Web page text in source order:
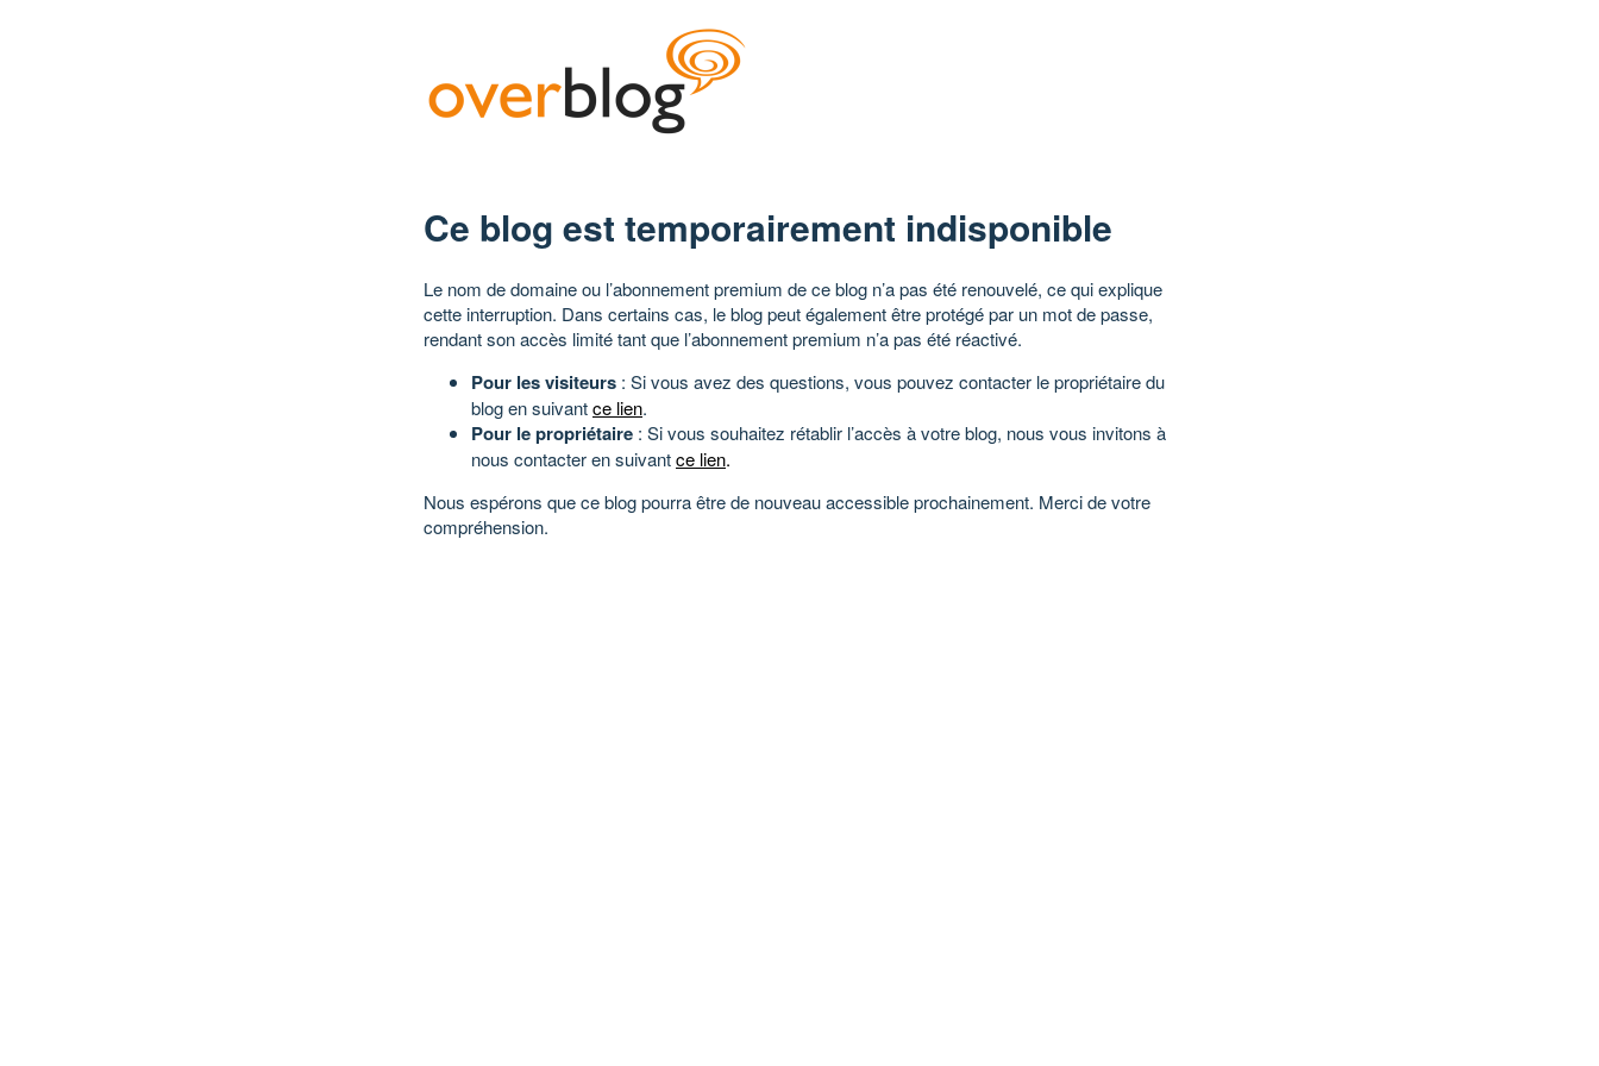
Ce blog est temporairement indisponible
Le nom de domaine ou l’abonnement premium de ce blog n’a pas été renouvelé, ce qui explique
cette interruption. Dans certains cas, le blog peut également être protégé par un mot de passe,
rendant son accès limité tant que l’abonnement premium n’a pas été réactivé.
Pour les visiteurs : Si vous avez des questions, vous pouvez contacter le propriétaire du
blog en suivantce lien.
Pour le propriétaire : Si vous souhaitez rétablir l’accès à votre blog, nous vous invitons à
nous contacter en suivantce lien.
Nous espérons que ce blog pourra être de nouveau accessible prochainement. Merci de votre
compréhension.